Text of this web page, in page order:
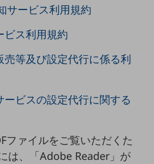
サービス利用規約
ビス利用規約
売等及び設定代行に係る利
ービスの設定代行に関する
ファイルをご覧いただくた
は、「Adobe Reader」が